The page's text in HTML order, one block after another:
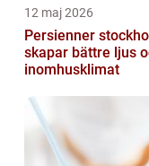
12 maj 2026
Persienner
skapar bättre ljus
inomhusklimat